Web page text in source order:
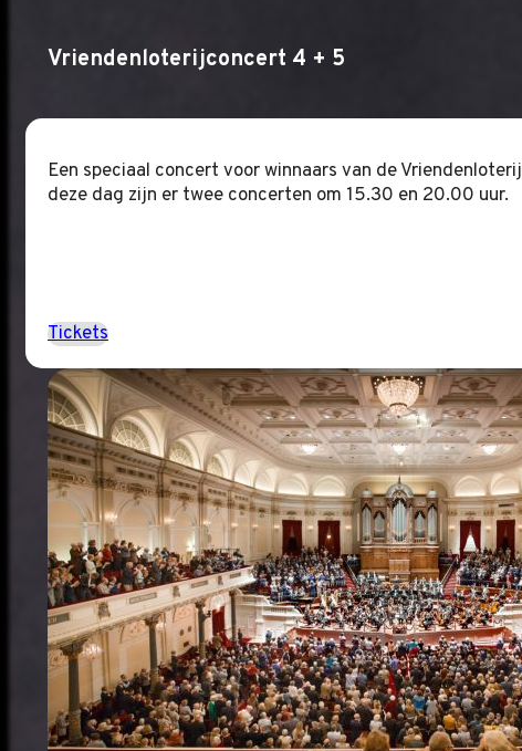
Vriendenloterijconcert 4 + 5
Een speciaal concert voor winnaars van de
deze dag zijn er twee concerten om 15.30 en 20.00 uur.
Tickets